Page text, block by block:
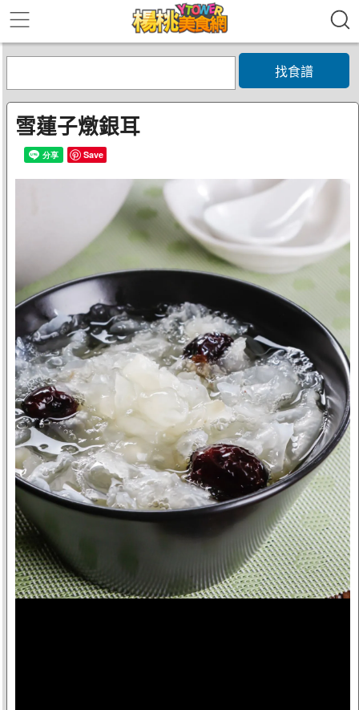
找食譜
雪蓮子燉銀耳
Save